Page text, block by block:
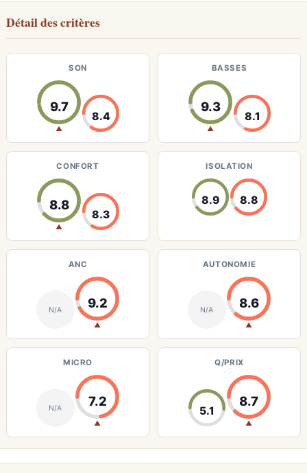
Détail des critères
SON
9.7
▲
8.4
BASSES
9.3
▲
8.1
CONFORT
8.8
▲
8.3
ISOLATION
8.9 8.8
ANC
N/A 9.2
▲
AUTONOMIE
N/A 8.6
▲
MICRO
N/A 7.2
▲
Q/PRIX
5.1
8.7
▲